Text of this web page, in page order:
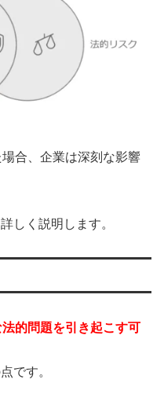
合、企業は深刻な影響
しく説明します。
的問題を引き起こす可
です。